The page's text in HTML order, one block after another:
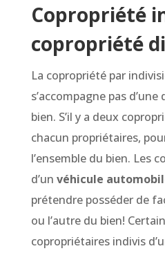
Copropriété
copropriété
La copropriété par
s’accompagne pas
bien. S’il y a deux
chacun propriétaires,
l’ensemble du bien. Les
d’un véhicule
prétendre posséder de
ou l’autre du bien!
copropriétaires indivis